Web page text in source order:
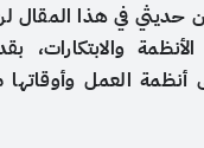
حديثي في هذا المقال
والابتكارات،
أنظمة العمل وأوقاتها